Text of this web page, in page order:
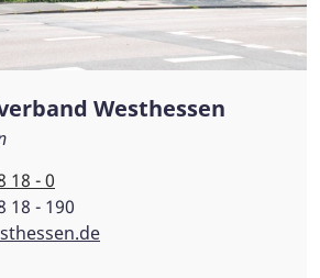
Westhessen
18 - 0
18 - 190